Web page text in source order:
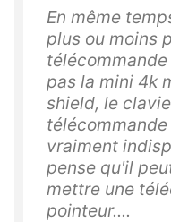
En même
plus ou moins
pas la mini 4k
shield, le
vraiment
pense qu'il
mettre une
pointeur....